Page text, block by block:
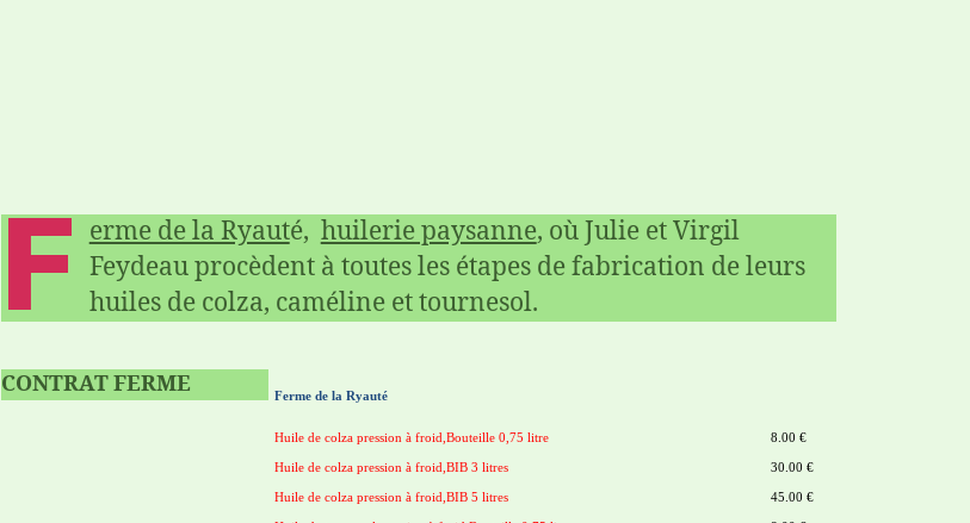
F erme de la Ryauté, huilerie paysanne, où Julie et Virgil
Feydeau procèdent à toutes les étapes de fabrication de leurs
huiles de colza, caméline et tournesol.
CONTRAT FERME Ferme de la Ryauté
Huile de colza pression à froid,Bouteille 0,75 litre 8.00 €
Huile de colza pression à froid,BIB 3 litres 30.00 €
Huile de colza pression à froid,BIB 5 litres 45.00 €